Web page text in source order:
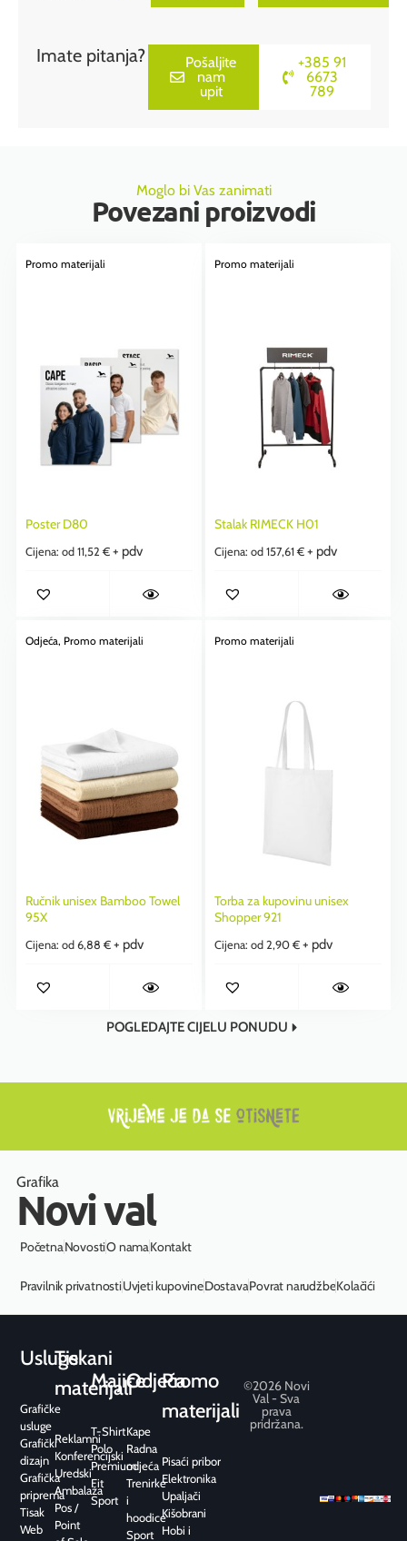
Imate pitanja?
Pošaljite
nam
upit
+385 91
6673
789
Moglo bi Vas zanimati
Povezani proizvodi
Promo materijali
Poster D80
Cijena: od 11,52 € + pdv
Promo materijali
Stalak RIMECK H01
Cijena: od 157,61 € + pdv
Odjeća, Promo materijali
Ručnik unisex Bamboo Towel
95X
Cijena: od 6,88 € + pdv
Promo materijali
Torba za kupovinu unisex
Shopper 921
Cijena: od 2,90 € + pdv
POGLEDAJTE CIJELU PONUDU
Grafika
Novi val
PočetnaNovostiO namaKontakt
Pravilnik privatnostiUvjeti kupovineDostavaPovrat narudžbeKolačići
Usluge
Grafičke
usluge
Grafički
dizajn
Grafička
priprema
Tisak
Web
Tiskani
materijali
Reklamni
Konferencijski
Uredski
Ambalaža
Pos /
Point
Majice
T-Shirt
Polo
Premium
Fit
Sport
Odjeća
Kape
Radna
odjeća
Trenirke
i
hoodice
Sport
Promo
materijali
Pisaći pribor
Elektronika
Upaljači
Kišobrani
Hobi i
©2026 Novi
Val - Sva
prava
pridržana.